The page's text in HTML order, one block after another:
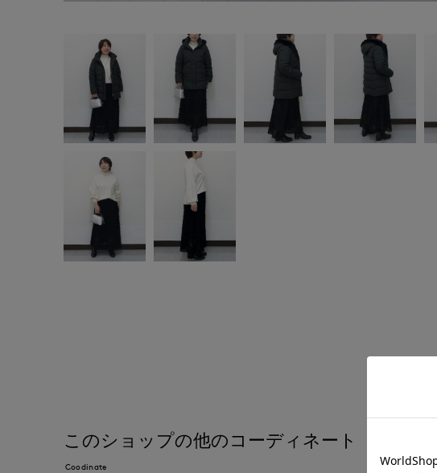
このショップの他のコーディネート
Coodinate